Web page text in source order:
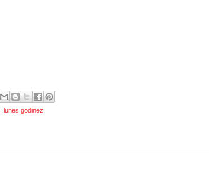
lunes godinez